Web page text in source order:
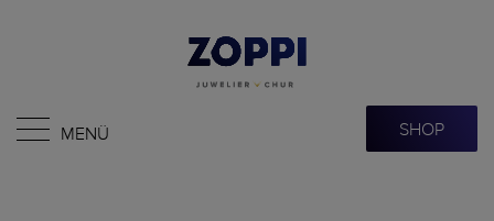
MENÜ SHOP